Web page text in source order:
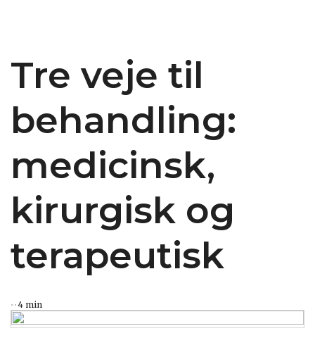
Tre veje til
behandling:
medicinsk,
kirurgisk og
terapeutisk
4 min